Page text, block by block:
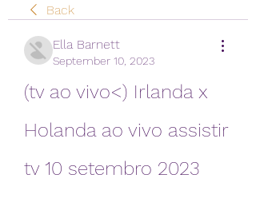
Back
Ella Barnett
September 10, 2023
(tv ao vivo<) Irlanda x
Holanda ao vivo assistir
tv 10 setembro 2023